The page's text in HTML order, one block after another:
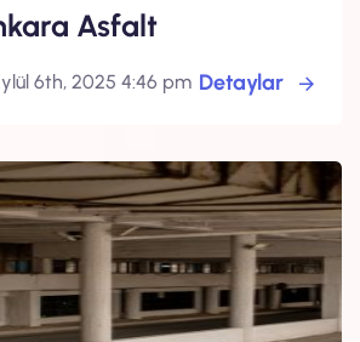
Asfalt
6th, 2025 4:46 pm Detaylar